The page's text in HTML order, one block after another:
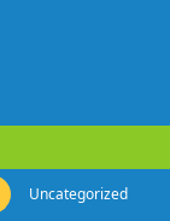
Uncategorized